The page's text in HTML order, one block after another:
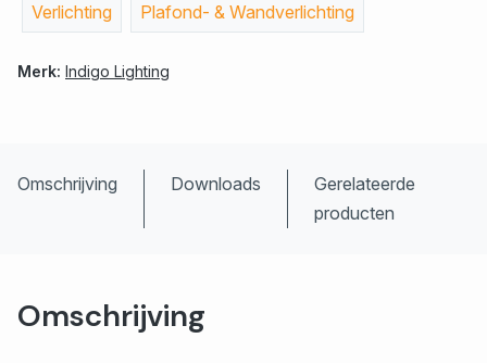
Verlichting Plafond- & Wandverlichting
Merk: Indigo Lighting
Omschrijving Downloads
Gerelateerde
producten
Omschrijving